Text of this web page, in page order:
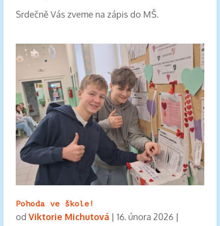
Srdečně Vás zveme na zápis do MŠ.
Pohoda ve škole!
od Viktorie Michutová| 16. února 2026|